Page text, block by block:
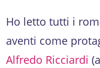
Ho letto tutti i
aventi come
Alfredo Ricciardi